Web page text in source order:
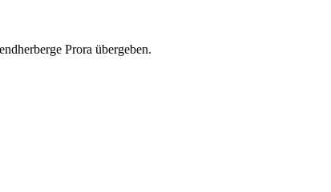
Prora übergeben.